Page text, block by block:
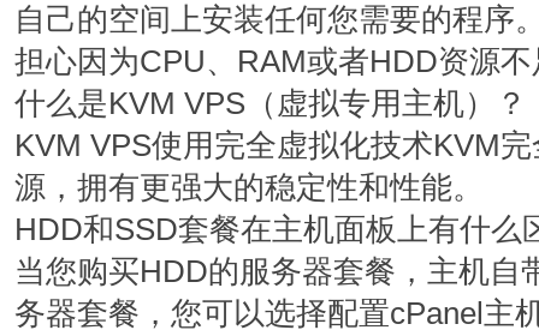
$ 50.00 /月
添加
$ 60.00 /月
添加
NVMe 2
1 核
2 GB
NVMe 4
2 核
4 GB
自己的空间上安装任何您需要的程序
担心因为CPU、RAM或者HDD资源
什么是KVM VPS（虚拟专用主机）？
KVM VPS使用完全虚拟化技术KVM
源，拥有更强大的稳定性和性能。
HDD和SSD套餐在主机面板上有什么
当您购买HDD的服务器套餐，主机
务器套餐，您可以选择配置cPanel主